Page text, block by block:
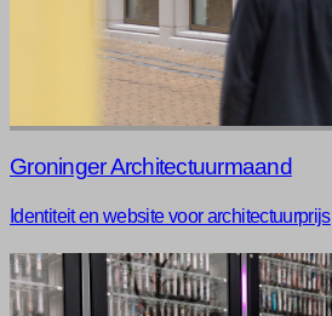
Groninger Architectuurmaand
Identiteit en website voor architectuurprijs